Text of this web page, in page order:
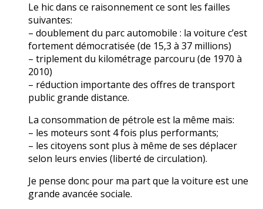
Le hic dans ce raisonnement ce sont les failles
suivantes:
– doublement du parc automobile : la voiture c’est
fortement démocratisée (de 15,3 à 37 millions)
– triplement du kilométrage parcouru (de 1970 à
2010)
– réduction importante des offres de transport
public grande distance.
La consommation de pétrole est la même mais:
– les moteurs sont 4 fois plus performants;
– les citoyens sont plus à même de ses déplacer
selon leurs envies (liberté de circulation).
Je pense donc pour ma part que la voiture est une
grande avancée sociale.